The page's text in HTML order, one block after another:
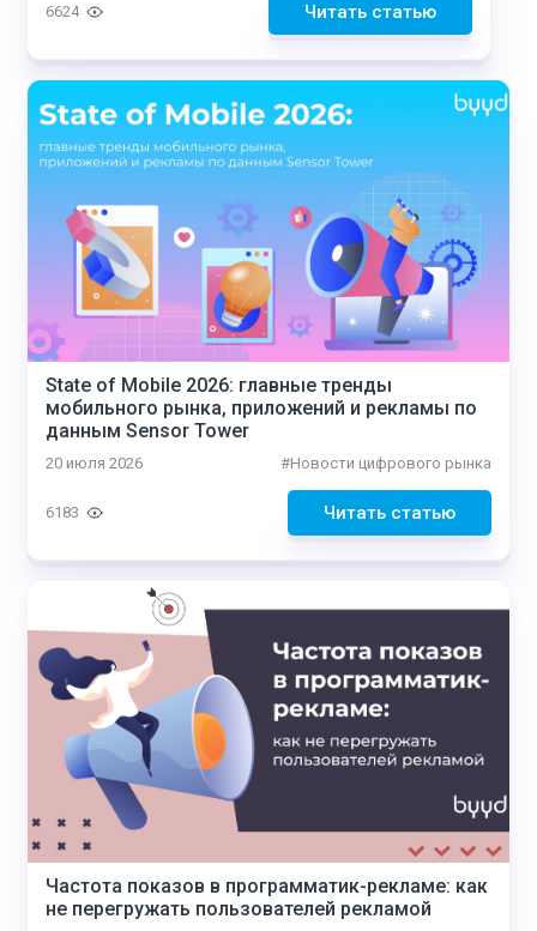
Читать статью
6624
State of Mobile 2026: главные тренды
мобильного рынка, приложений и рекламы по
данным Sensor Tower
20 июля 2026 #Новости цифрового рынка
Читать статью
6183
Частота показов в программатик-рекламе: как
не перегружать пользователей рекламой